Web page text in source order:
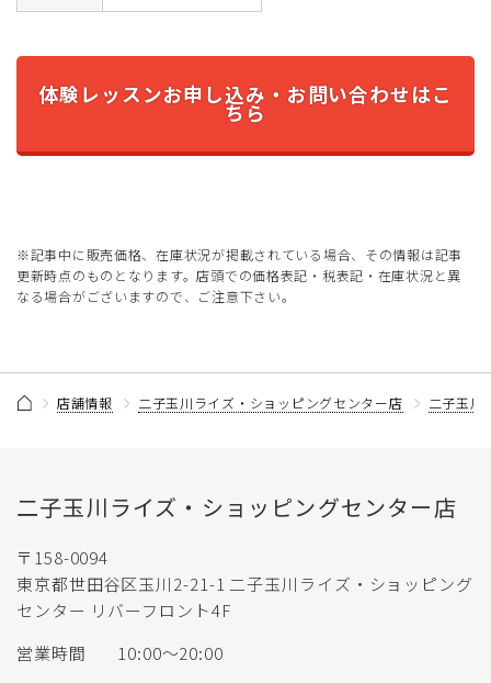
体験レッスンお申し込み・お問い合わせはこ
ちら
※記事中に販売価格、在庫状況が掲載されている場合、その情報は記事
更新時点のものとなります。店頭での価格表記・税表記・在庫状況と異
なる場合がございますので、ご注意下さい。
店舗情報 二子玉川ライズ・ショッピングセンター店 二子玉川
二子玉川ライズ・ショッピングセンター店
〒158-0094
東京都世田谷区玉川2-21-1 二子玉川ライズ・ショッピング
センター リバーフロント4F
営業時間
10:00〜20:00